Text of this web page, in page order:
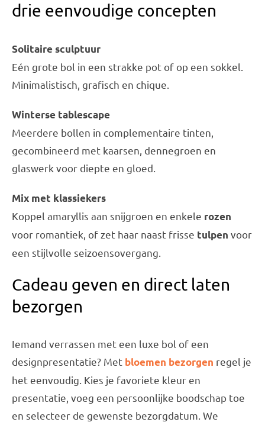
drie eenvoudige concepten
Solitaire sculptuur
Eén grote bol in een strakke pot of op een sokkel.
Minimalistisch, grafisch en chique.
Winterse tablescape
Meerdere bollen in complementaire tinten,
gecombineerd met kaarsen, dennegroen en
glaswerk voor diepte en gloed.
Mix met klassiekers
Koppel amaryllis aan snijgroen en enkele rozen
voor romantiek, of zet haar naast frisse tulpen voor
een stijlvolle seizoensovergang.
Cadeau geven en direct laten
bezorgen
Iemand verrassen met een luxe bol of een
designpresentatie? Met bloemen bezorgen regel je
het eenvoudig. Kies je favoriete kleur en
presentatie, voeg een persoonlijke boodschap toe
en selecteer de gewenste bezorgdatum. We